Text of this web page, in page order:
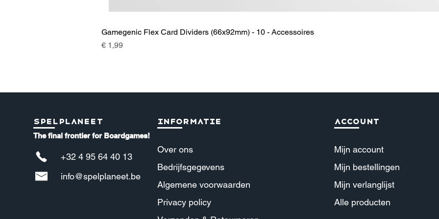
Snel overzicht
Gamegenic Flex Card Dividers (66x92mm) - 10 - Accessoires
Prijs
€ 1,99
Spelplaneet
The final frontier for Boardgames!
+32 4 95 64 40 13
info@spelplaneet.be
Informatie
Over ons
Bedrijfsgegevens
Algemene voorwaarden
Privacy policy
Account
Mijn account
Mijn bestellingen
Mijn verlanglijst
Alle producten